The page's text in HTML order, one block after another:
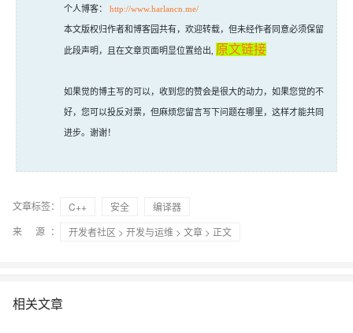
个人博客： http://www.harlancn.me/
本文版权归作者和博客园共有，欢迎转载，但未经作者同意必须保留
此段声明，且在文章页面明显位置给出, 原文链接
如果觉的博主写的可以，收到您的赞会是很大的动力，如果您觉的不
好，您可以投反对票，但麻烦您留言写下问题在哪里，这样才能共同
进步。谢谢！
文章标签： C++ 安全
编译器
来 源：
开发者社区 > 开发与运维 > 文章 > 正文
相关文章